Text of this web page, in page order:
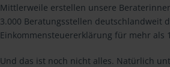
Mittlerweile erstellen unsere
3.000 Beratungsstellen deutschlandweit
Einkommensteuererklärung für mehr als
Und das ist noch nicht alles. Natürlich